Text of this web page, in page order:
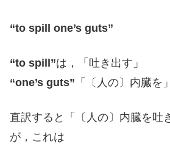
“to spill one’s guts”
“to spill”は，「吐き出す」
“one’s guts” 「〔人の〕内臓を」
直訳すると「〔人の〕内臓を吐
が，これは